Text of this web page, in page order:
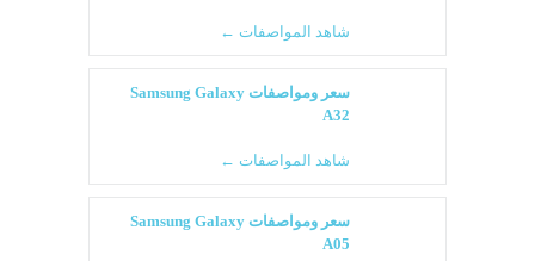
شاهد المواصفات ←
سعر ومواصفات Samsung Galaxy
A32
شاهد المواصفات ←
سعر ومواصفات Samsung Galaxy
A05